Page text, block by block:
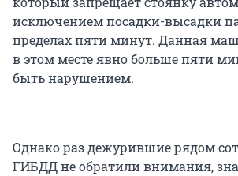
исключением посадки-высадки
пределах пяти минут. Данная
в этом месте явно больше пяти
быть нарушением.
Однако раз дежурившие рядом
ГИБДД не обратили внимания,